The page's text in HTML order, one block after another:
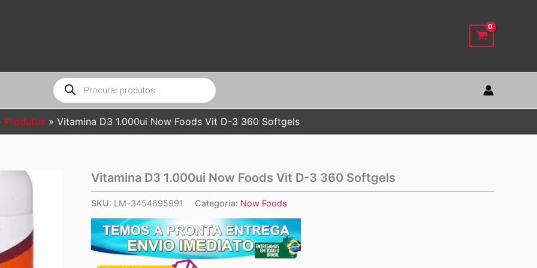
Pesquisar
produtos
Produtos Vitamina D3 1.000ui Now Foods Vit D-3 360 Softgels
Vitamina D3 1.000ui Now Foods Vit D-3 360 Softgels
SKU: LM-3454695991 Categoria: Now Foods